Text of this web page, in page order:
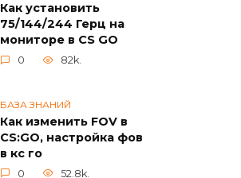
Как установить
75/144/244 Герц на
мониторе в CS GO
0 82k.
БАЗА ЗНАНИЙ
Как изменить FOV в
CS:GO, настройка фов
в кс го
0 52.8k.